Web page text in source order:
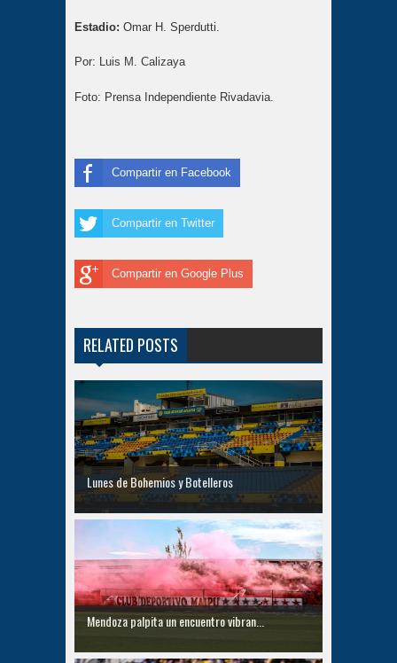
Estadio: Omar H. Sperdutti.
Por: Luis M. Calizaya
Foto: Prensa Independiente Rivadavia.
Compartir en Facebook
Compartir en Twitter
Compartir en Google Plus
RELATED POSTS
Lunes de Bohemios y Botelleros
Mendoza palpita un encuentro vibran...